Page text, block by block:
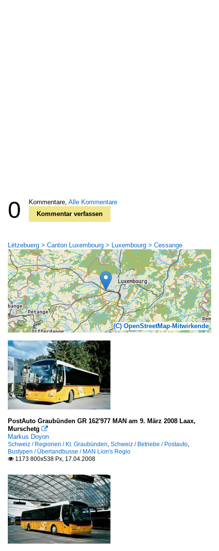
0 Kommentare, Alle Kommentare
Kommentar verfassen
Lëtzebuerg > Canton Luxembourg > Luxembourg > Cessange
(C) OpenStreetMap-Mitwirkende
PostAuto Graubünden GR 162'977 MAN am 9. März 2008 Laax,
Murschetg 
Markus Doyon
Schweiz / Regionen / Kt. Graubünden, Schweiz / Betriebe / Postauto,
Bustypen / Überlandbusse / MAN Lion's Regio
 1173 800x538 Px, 17.04.2008